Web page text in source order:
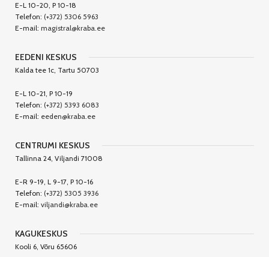
E-L 10-20, P 10-18
Telefon: (+372) 5306 5963
E-mail: magistral@kraba.ee
EEDENI KESKUS
Kalda tee 1c, Tartu 50703
E-L 10-21, P 10-19
Telefon: (+372) 5393 6083
E-mail: eeden@kraba.ee
CENTRUMI KESKUS
Tallinna 24, Viljandi 71008
E-R 9-19, L 9-17, P 10-16
Telefon: (+372) 5305 3936
E-mail: viljandi@kraba.ee
KAGUKESKUS
Kooli 6, Võru 65606